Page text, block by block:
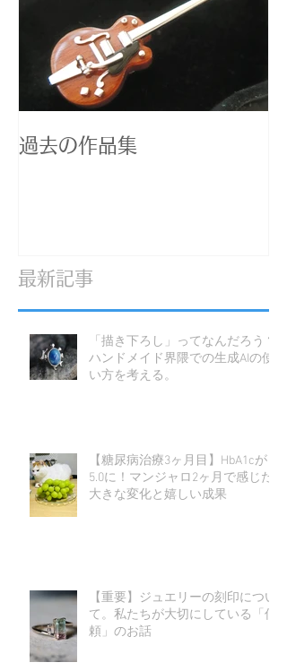
過去の作品集
最新記事
「描き下ろし」ってなんだろう？
ハンドメイド界隈での生成AIの使
い方を考える。
【糖尿病治療3ヶ月目】HbA1cが
5.0に！マンジャロ2ヶ月で感じた
大きな変化と嬉しい成果
【重要】ジュエリーの刻印につい
て。私たちが大切にしている「信
頼」のお話